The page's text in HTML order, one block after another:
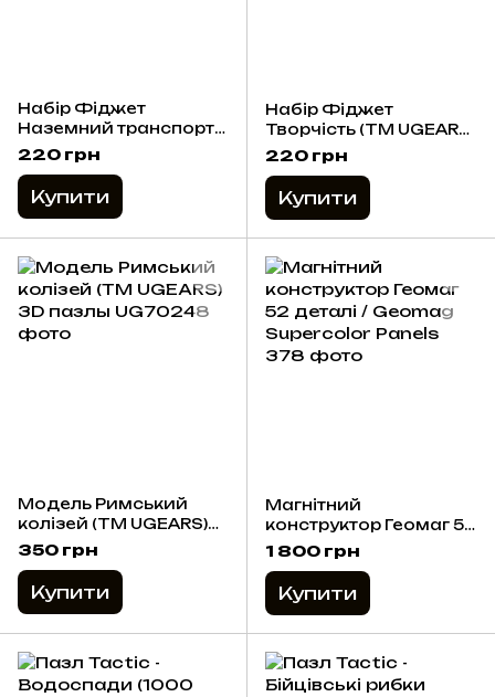
Набір Фіджет
Наземний транспорт
(ТМ UGEARS) 3D пазли
220 грн
Купити
Набір Фіджет
Творчість (ТМ UGEARS)
3D пазли
220 грн
Купити
Модель Римський
колізей (ТМ UGEARS)
3D пазлы
350 грн
Купити
Магнітний
конструктор Геомаг 52
деталі / Geomag
Supercolor Panels
1 800 грн
Купити